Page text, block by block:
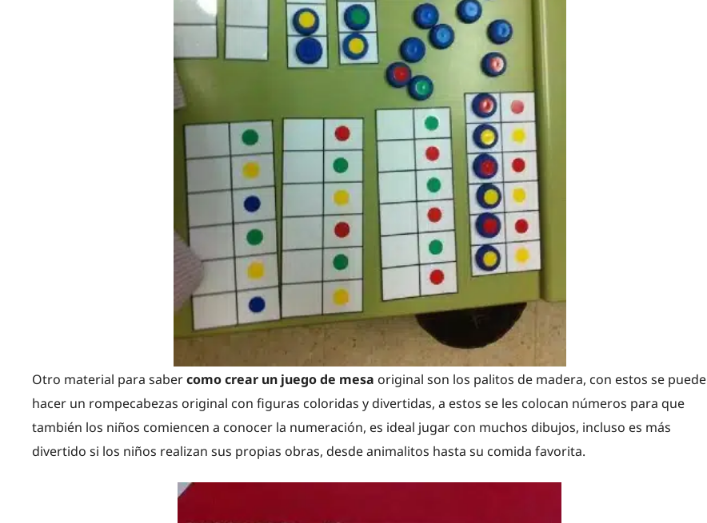
Otro material para sabercomo crear un juego de mesa original son los palitos de madera, con estos se puede
hacer un rompecabezas original con figuras coloridas y divertidas, a estos se les colocan números para que
también los niños comiencen a conocer la numeración, es ideal jugar con muchos dibujos, incluso es más
divertido si los niños realizan sus propias obras, desde animalitos hasta su comida favorita.